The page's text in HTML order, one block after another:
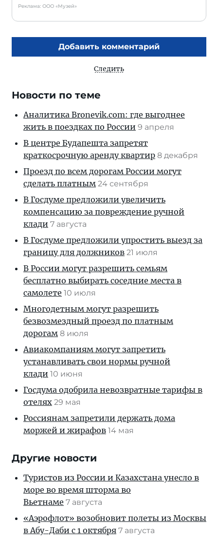
Реклама: ООО «Музей»
Добавить комментарий
Следить
Новости по теме
Аналитика Bronevik.com: где выгоднее
жить в поездках по России 9 апреля
В центре Будапешта запретят
краткосрочную аренду квартир 8 декабря
Проезд по всем дорогам России могут
сделать платным 24 сентября
В Госдуме предложили увеличить
компенсацию за повреждение ручной
клади 7 августа
В Госдуме предложили упростить выезд за
границу для должников 21 июля
В России могут разрешить семьям
бесплатно выбирать соседние места в
самолете 10 июля
Многодетным могут разрешить
безвозмездный проезд по платным
дорогам 8 июля
Авиакомпаниям могут запретить
устанавливать свои нормы ручной
клади 10 июня
Госдума одобрила невозвратные тарифы в
отелях 29 мая
Россиянам запретили держать дома
моржей и жирафов 14 мая
Другие новости
Туристов из России и Казахстана унесло в
море во время шторма во
Вьетнаме 7 августа
«Аэрофлот» возобновит полеты из Москвы
в Абу-Даби с 1 октября 7 августа